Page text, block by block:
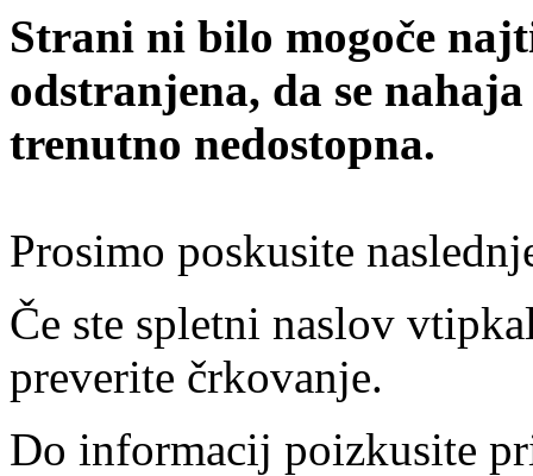
Strani ni bilo mogoče
odstranjena, da se
trenutno nedostopna.
Prosimo poskusite
Če ste spletni naslov
preverite črkovanje.
Do informacij poizkusite